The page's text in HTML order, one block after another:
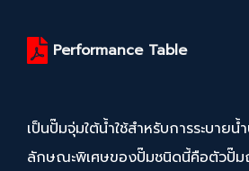
Performance Table
เป็นปั๊มจุ่มใต้น้ำใช้สำหรับการระบาย
ลักษณะพิเศษของปั๊มชนิดนี้คือตัวปั๊ม